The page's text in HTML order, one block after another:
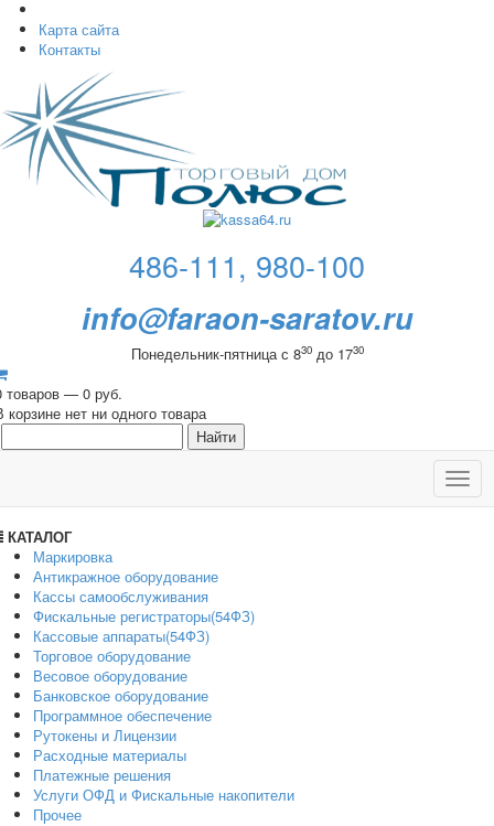
Карта сайта
Контакты
486-111, 980-100
info@faraon-saratov.ru
Понедельник-пятница с 830до 1730
товаров — 0 руб.
корзине нет ни одного товара
КАТАЛОГ
Маркировка
Антикражное оборудование
Кассы самообслуживания
Фискальные регистраторы(54ФЗ)
Кассовые аппараты(54ФЗ)
Торговое оборудование
Весовое оборудование
Банковское оборудование
Программное обеспечение
Рутокены и Лицензии
Расходные материалы
Платежные решения
Услуги ОФД и Фискальные накопители
Прочее